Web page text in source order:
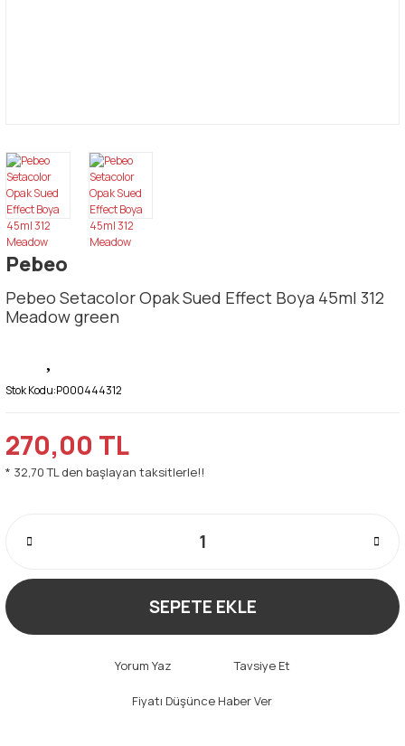
Pebeo
Pebeo Setacolor Opak Sued Effect Boya 45ml 312
Meadow green
Stok Kodu:P000444312
270,00 TL
* 32,70 TL den başlayan taksitlerle!!
SEPETE EKLE
Yorum Yaz Tavsiye Et
Fiyatı Düşünce Haber Ver